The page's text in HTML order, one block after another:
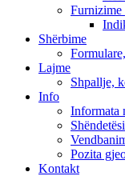
Shërbime
Lajme
Shpallje,
Info
Informata
Shëndetësi
Pozita
Kontakt